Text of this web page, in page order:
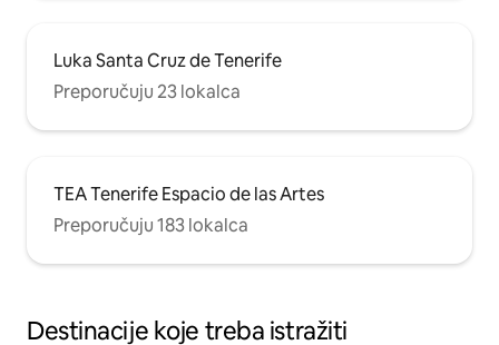
Luka Santa Cruz de Tenerife
Preporučuju 23 lokalca
TEA Tenerife Espacio de las Artes
Preporučuju 183 lokalca
Destinacije koje treba istražiti